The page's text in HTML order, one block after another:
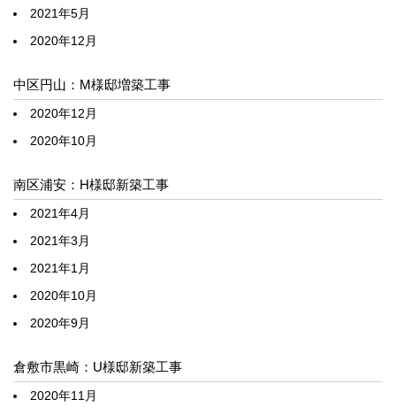
2021年5月
2020年12月
中区円山：M様邸増築工事
2020年12月
2020年10月
南区浦安：H様邸新築工事
2021年4月
2021年3月
2021年1月
2020年10月
2020年9月
倉敷市黒崎：U様邸新築工事
2020年11月